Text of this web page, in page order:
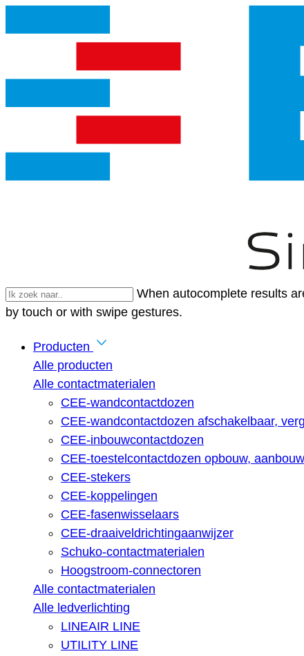
When autocomplete results
by touch or with swipe gestures.
Producten
Alle producten
Alle contactmaterialen
CEE-wandcontactdozen
CEE-wandcontactdozen afschakelbaar,
CEE-inbouwcontactdozen
CEE-toestelcontactdozen opbouw,
CEE-stekers
CEE-koppelingen
CEE-fasenwisselaars
CEE-draaiveldrichtingaanwijzer
Schuko-contactmaterialen
Hoogstroom-connectoren
Alle contactmaterialen
Alle ledverlichting
LINEAIR LINE
UTILITY LINE